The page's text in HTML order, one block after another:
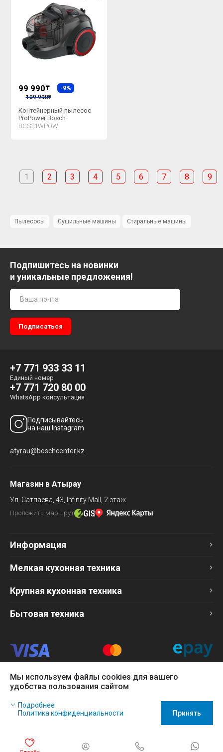
99 990₸
-9%
109 990₸
Контейнерный пылесос
ProPower Bosch
BGS21WPOW
1 2 3 4 5 6 7 8 9
Пылесосы Сушильные машины Стиральные машины
Подпишитесь на новинки
и уникальные предложения!
+7 771 933 33 11
Единый номер
+7 771 720 80 00
WhatsApp консультация
Подписывайтесь
на наш Instagram
atyrau@boschcenter.kz
Магазин в Атырау
Ул. Сатпаева, 43, Infinity Mall, 2 этаж
Проложить маршрут
Информация
Мелкая кухонная техника
Крупная кухонная техника
Бытовая техника
Продавец
ТОО «Компания Эврика»
БИН 120140015907
Более подробно см. разделОферта
Мы используем файлы cookies для вашего
удобства пользования сайтом
Наш сайт использует файлы cookies, чтобы Вы могли
заказать товар в интернет-магазине и позволяет нам
Игнорируйте это сообщение, если Вы согласны с политикой
Подробнее
Политика конфиденциальности
Принять